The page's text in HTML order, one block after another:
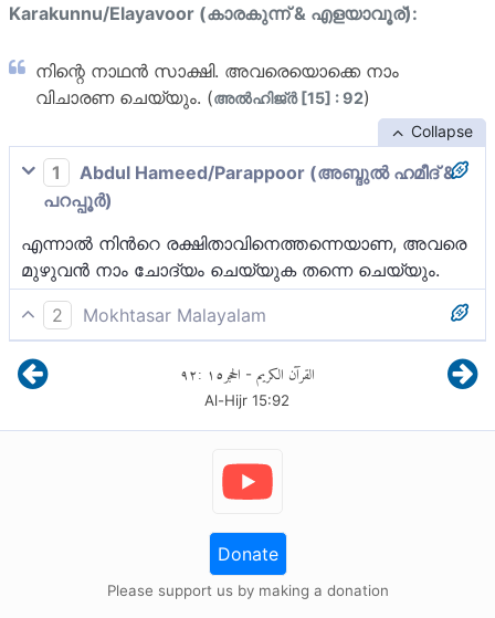
Karakunnu/Elayavoor (കാരകുന്ന് & എളയാവൂര്):
നിന്റെ നാഥന്‍ സാക്ഷി. അവരെയൊക്കെ നാം
വിചാരണ ചെയ്യും. (അല്‍ഹിജ്ര്‍ [15] : 92)
Collapse
1
Abdul Hameed/Parappoor (അബ്ദുല്‍ ഹമീദ് &
പറപ്പൂര്‍)
എന്നാല്‍ നിന്‍റെ രക്ഷിതാവിനെത്തന്നെയാണ, അവരെ
മുഴുവന്‍ നാം ചോദ്യം ചെയ്യുക തന്നെ ചെയ്യും.
2
Mokhtasar Malayalam
അല്ലാഹുവിൻ്റെ റസൂലേ! നിൻ്റെ രക്ഷിതാവിനെ
തന്നെയാണെ സത്യം! ഖുർആനിനെ ഭാഗങ്ങളാക്കി
തീർത്തവരെയെല്ലാം ഉയിർത്തെഴുന്നേൽപ്പിൻ്റെ
നാളിൽ നാം ചോദ്യം ചെയ്യുന്നത് തന്നെയാകുന്നു.
القرآن الكريم - الحجر١٥ :٩٢
Al-Hijr 15:92
Donate
Please support us by making a donation